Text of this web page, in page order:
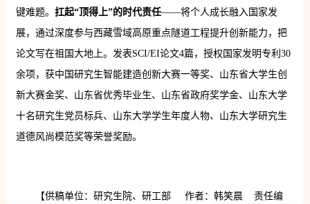
键难题。 扛起“顶得上”的时代责任——将个人成长融入国家发
展，通过深度参与西藏雪域高原重点隧道工程提升创新能力，把
论文写在祖国大地上。发表SCI/EI论文4篇，授权国家发明专利30
余项，获中国研究生智能建造创新大赛一等奖、山东省大学生创
新大赛金奖、山东省优秀毕业生、山东省政府奖学金、山东大学
十名研究生党员标兵、山东大学学生年度人物、山东大学研究生
道德风尚模范奖等荣誉奖励。
【供稿单位：研究生院、研工部 作者：韩笑晨 责任编